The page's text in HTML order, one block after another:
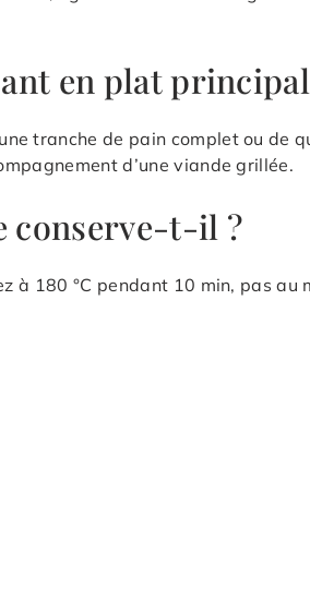
en plat
tranche de pain complet ou de
d’une viande grillée.
conserve-t-il ?
à 180 °C pendant 10 min, pas